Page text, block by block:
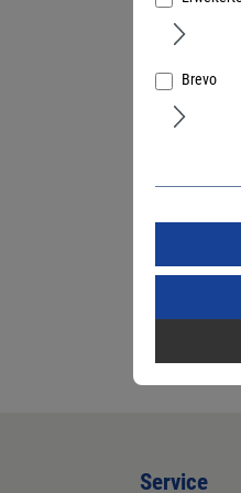
Dewalt
Service
Brevo